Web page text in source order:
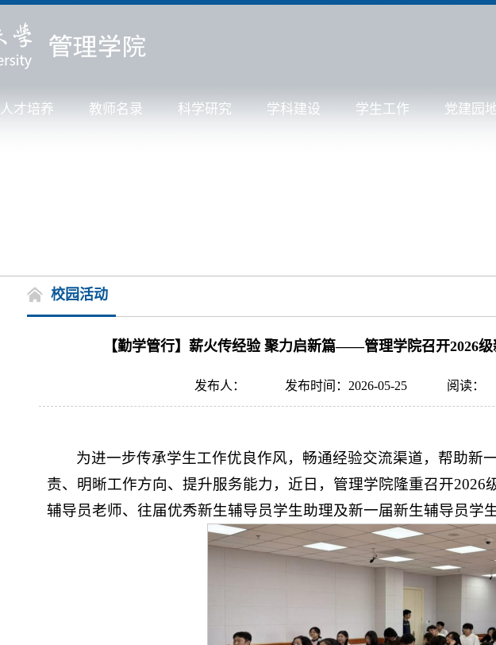
人才培养 教师名录 科学研究 学科建设 学生工作 党建园
校园活动
【勤学管行】薪火传经验 聚力启新篇——管理学院召开2026
发布人： 发布时间：2026-05-25 阅读：
为进一步传承学生工作优良作风，畅通经验交流渠道，帮助新
责、明晰工作方向、提升服务能力，近日，管理学院隆重召开2026
辅导员老师、往届优秀新生辅导员学生助理及新一届新生辅导员学